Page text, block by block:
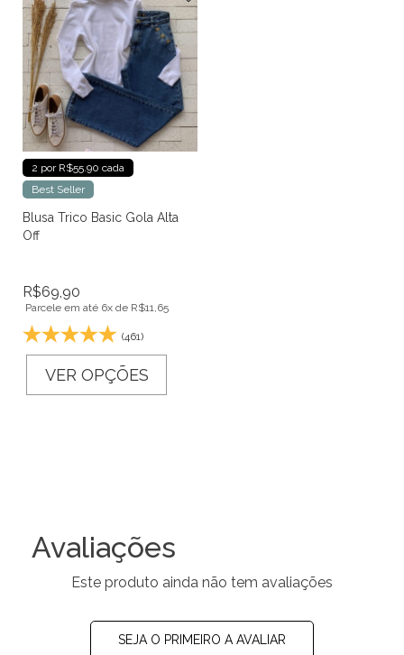
2 por R$55.90 cada
Best Seller
Blusa Trico Basic Gola Alta
Off
R$69,90
Parcele em até 6x de R$11,65
(461)
VER OPÇÕES
Avaliações
Este produto ainda não tem avaliações
SEJA O PRIMEIRO A AVALIAR